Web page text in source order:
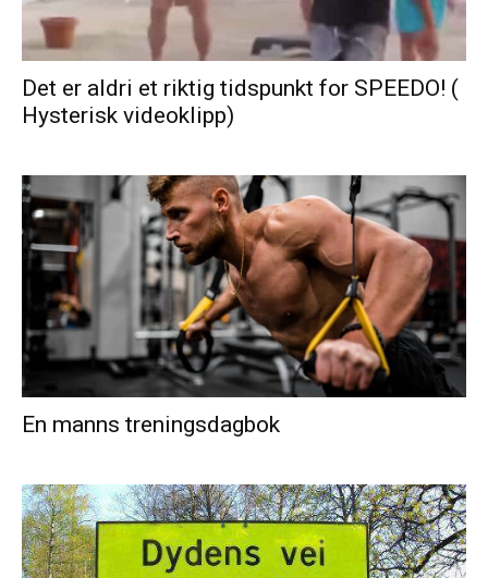
Det er aldri et riktig tidspunkt for SPEEDO! (
Hysterisk videoklipp)
En manns treningsdagbok